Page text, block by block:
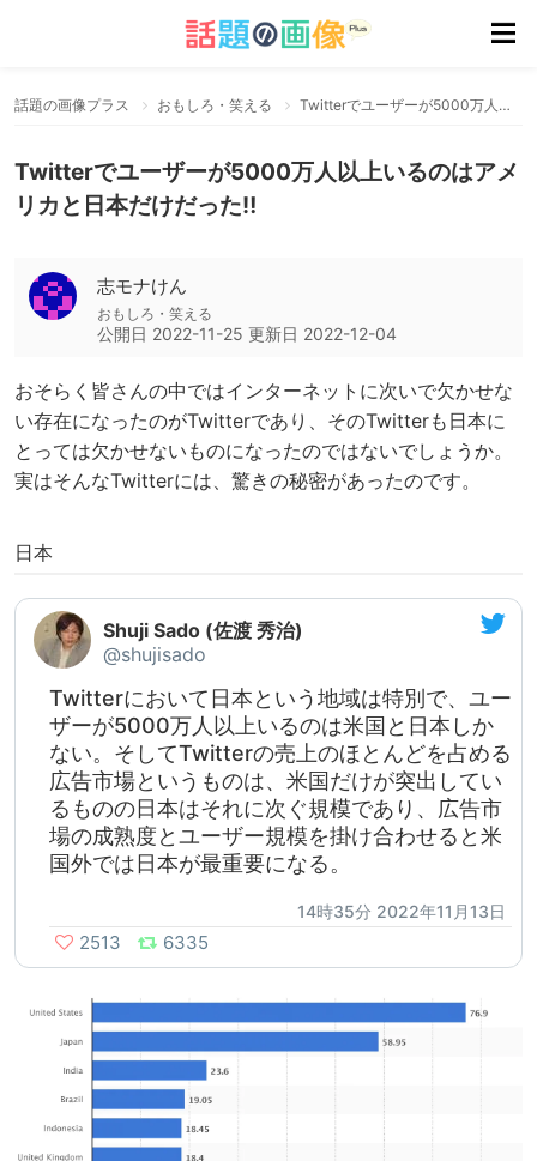
話題の画像プラス おもしろ・笑える Twitterでユーザーが5000万人以上いるのはアメリカと日本だけだった‼
Twitterでユーザーが5000万人以上いるのはアメ
リカと日本だけだった‼
志モナけん
おもしろ・笑える
公開日 2022-11-25 更新日 2022-12-04
おそらく皆さんの中ではインターネットに次いで欠かせな
い存在になったのがTwitterであり、そのTwitterも日本に
とっては欠かせないものになったのではないでしょうか。
実はそんなTwitterには、驚きの秘密があったのです。
日本
Shuji Sado (佐渡 秀治)
@shujisado
Twitterにおいて日本という地域は特別で、ユー
ザーが5000万人以上いるのは米国と日本しか
ない。そしてTwitterの売上のほとんどを占める
広告市場というものは、米国だけが突出してい
るものの日本はそれに次ぐ規模であり、広告市
場の成熟度とユーザー規模を掛け合わせると米
国外では日本が最重要になる。
14時35分 2022年11月13日
2513 6335